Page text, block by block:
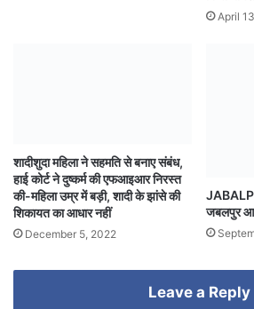
April
शादीशुदा महिला ने सहमति से बनाए संबंध,
हाई कोर्ट ने दुष्कर्म की एफआइआर निरस्त
की-महिला उम्र में बड़ी, शादी के झांसे की
शिकायत का आधार नहीं
December 5, 2022
जबलपुर आ
Leave a Reply